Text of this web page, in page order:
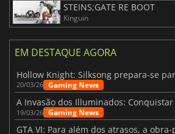
STEINS;GATE RE BOOT
Kinguin
EM DESTAQUE AGORA
20/03/26 Gaming News
19/03/26 Gaming News